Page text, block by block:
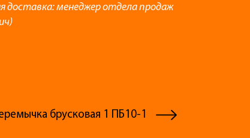
доставка: менеджер отдела продаж
брусковая 1 ПБ10-1